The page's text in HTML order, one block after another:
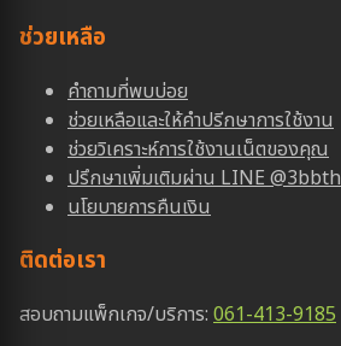
ช่วยเหลือ
คำถามที่พบบ่อย
ช่วยเหลือและให้คำปรีกษาการใช้งาน
ช่วยวิเคราะห์การใช้งานเน็ตของคุณ
ปรึกษาเพิ่มเติมผ่าน LINE @3bbth
นโยบายการคืนเงิน
ติดต่อเรา
สอบถามแพ็กเกจ/บริการ: 061-413-9185